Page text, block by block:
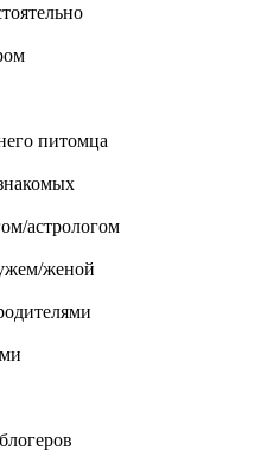
питомца
астрологом
женой